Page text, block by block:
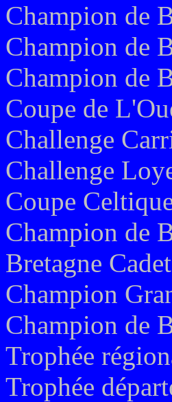
Champion de
Champion de
Champion de
Coupe de
Challenge
Challenge
Coupe
Champion de
Bretagne
Champion
Champion de
Trophée
Trophée